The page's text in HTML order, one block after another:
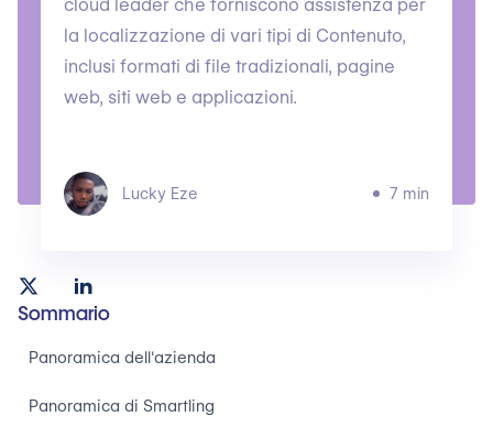
cloud leader che forniscono assistenza per
la localizzazione di vari tipi di Contenuto,
inclusi formati di file tradizionali, pagine
web, siti web e applicazioni.
Lucky Eze 7 min
Sommario
Panoramica dell'azienda
Panoramica di Smartling